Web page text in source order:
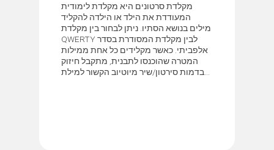
מקלדת סרטונים היא מקלדת לימודית
המעודדת את הילד או הילדה להקליד
מילים בנושא הסתיו. ניתן לבחור בין מקלדת
QWERTY לבין מקלדת המסודרת בסדר
אלפביתי. כאשר מקלידים כל אחת ממילות
המטרה שהוכנסו לתבנית, מתקבל חיזוק